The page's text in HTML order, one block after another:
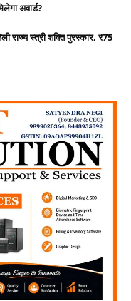
अवार्ड?
राज्य स्त्री शक्ति पुरस्कार, ₹75